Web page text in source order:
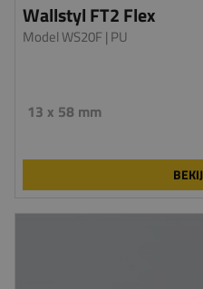
Wallstyl FT2 Flex
Model WS20F | PU
13 x 58 mm